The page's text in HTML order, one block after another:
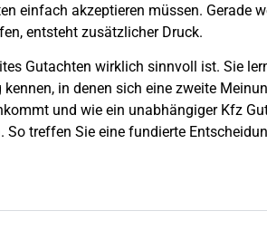
einfach akzeptieren müssen. Gerade
entsteht zusätzlicher Druck.
Gutachten wirklich sinnvoll ist. Sie
in denen sich eine zweite
und wie ein unabhängiger Kfz
treffen Sie eine fundierte